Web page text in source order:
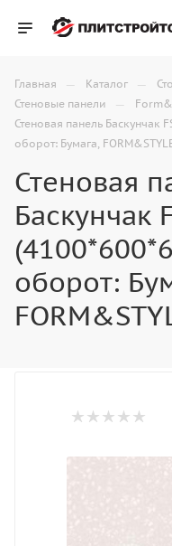
Главная — Каталог —
Стеновые панели —
Стеновая панель Баскунчак
оборот: Бумага,
Стеновая
Баскунчак
оборот: